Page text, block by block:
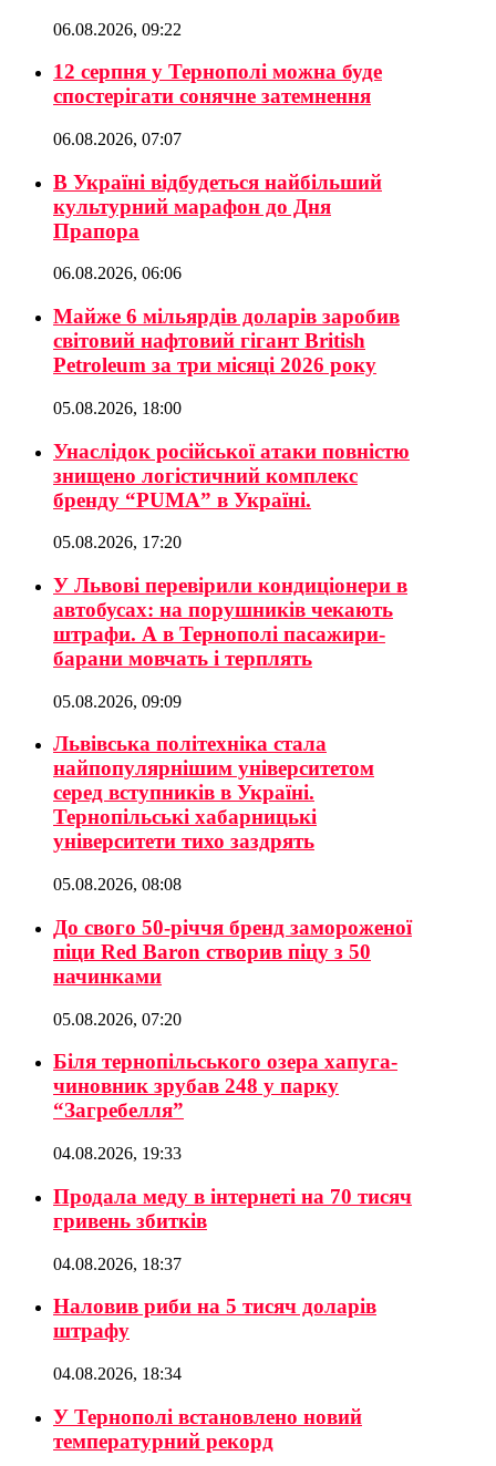
06.08.2026, 09:22
12 серпня у Тернополі можна буде
спостерігати сонячне затемнення
06.08.2026, 07:07
В Україні відбудеться найбільший
культурний марафон до Дня
Прапора
06.08.2026, 06:06
Майже 6 мільярдів доларів заробив
світовий нафтовий гігант British
Petroleum за три місяці 2026 року
05.08.2026, 18:00
Унаслідок російської атаки повністю
знищено логістичний комплекс
бренду “PUMA” в Україні.
05.08.2026, 17:20
У Львові перевірили кондиціонери в
автобусах: на порушників чекають
штрафи. А в Тернополі пасажири-
барани мовчать і терплять
05.08.2026, 09:09
Львівська політехніка стала
найпопулярнішим університетом
серед вступників в Україні.
Тернопільські хабарницькі
університети тихо заздрять
05.08.2026, 08:08
До свого 50-річчя бренд замороженої
піци Red Baron створив піцу з 50
начинками
05.08.2026, 07:20
Біля тернопільського озера хапуга-
чиновник зрубав 248 у парку
“Загребелля”
04.08.2026, 19:33
Продала меду в інтернеті на 70 тисяч
гривень збитків
04.08.2026, 18:37
Наловив риби на 5 тисяч доларів
штрафу
04.08.2026, 18:34
У Тернополі встановлено новий
температурний рекорд